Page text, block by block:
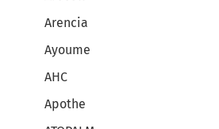
Arencia
Ayoume
AHC
Apothe